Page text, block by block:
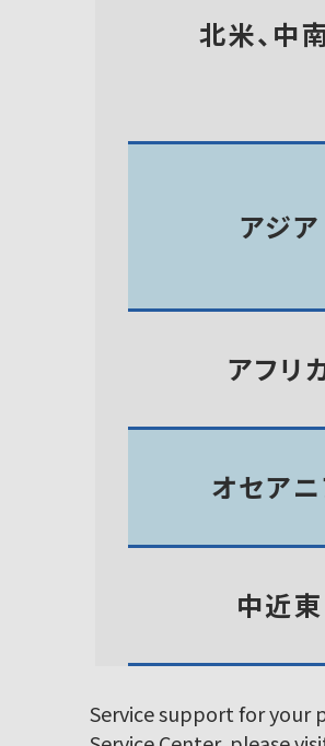
北米、中
アジア
アフリ
オセア
中近東
Service support for your